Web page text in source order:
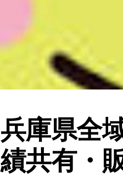
兵庫県全
績共有・